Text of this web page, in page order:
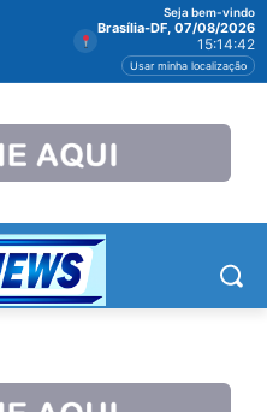
Seja bem-vindo
Brasília-DF, 07/08/2026
15:14:42
Usar minha localização